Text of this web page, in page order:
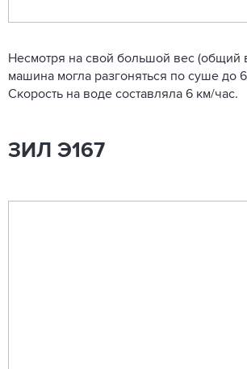
Несмотря на свой большой вес (общий
машина могла разгоняться по суше до
Скорость на воде составляла 6 км/час.
ЗИЛ Э167